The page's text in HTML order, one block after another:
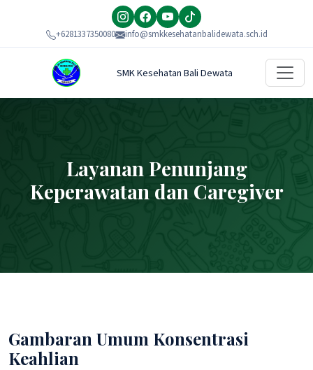
+6281337350080 info@smkkesehatanbalidewata.sch.id
SMK Kesehatan Bali Dewata
Layanan Penunjang
Keperawatan dan Caregiver
Gambaran Umum Konsentrasi
Keahlian